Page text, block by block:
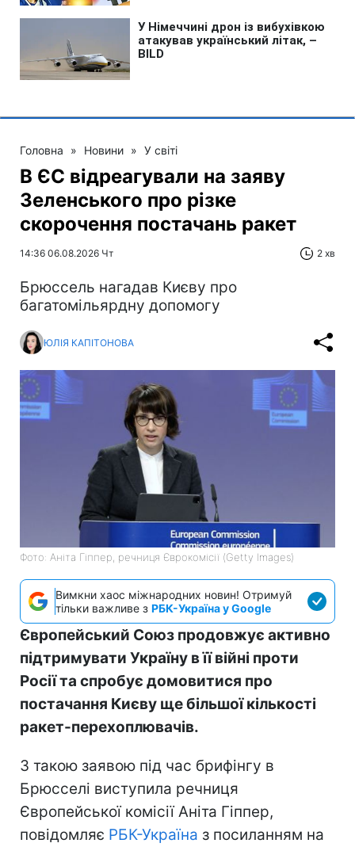
Головна » Новини » У світі
В ЄС відреагували на заяву
Зеленського про різке
скорочення постачань ракет
14:36 06.08.2026 Чт 2 хв
Брюссель нагадав Києву про
багатомільярдну допомогу
ЮЛІЯ КАПІТОНОВА
Фото: Аніта Гіппер, речниця Єврокомісії (Getty Images)
Вимкни хаос міжнародних новин! Отримуй
тільки важливе з РБК-Україна у Google
Європейський Союз продовжує активно
підтримувати Україну в її війні проти
Росії та спробує домовитися про
постачання Києву ще більшої кількості
ракет-перехоплювачів.
З такою заявою під час брифінгу в
Брюсселі виступила речниця
Європейської комісії Аніта Гіппер,
повідомляє РБК-Україна з посиланням на